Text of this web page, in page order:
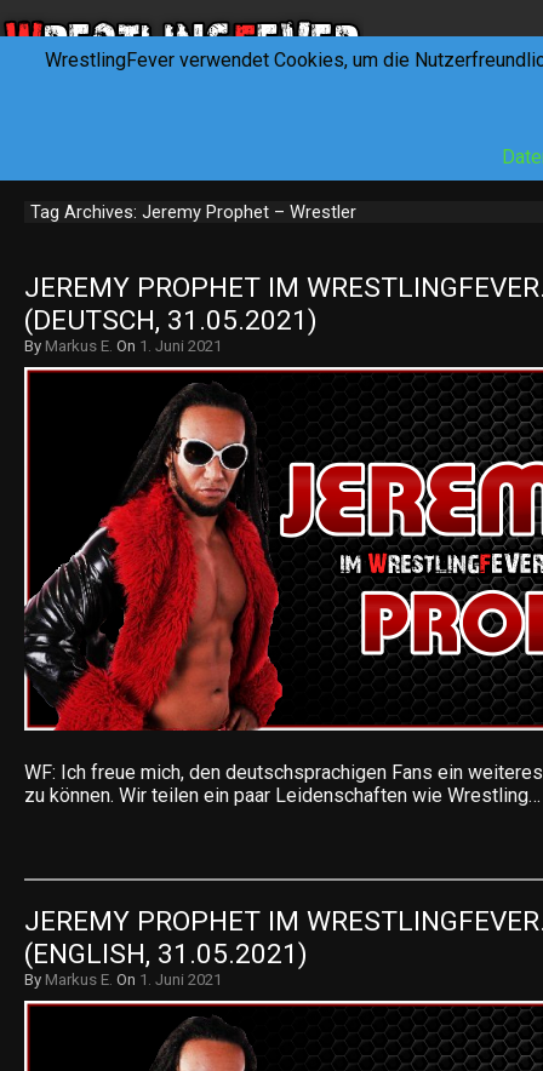
Tag Archives: Jeremy Prophet – Wrestler
JEREMY PROPHET IM
(DEUTSCH, 31.05.2021)
By Markus E. On 1. Juni 2021
WF: Ich freue mich, den deutschsprachigen Fans ein
zu können. Wir teilen ein paar Leidenschaften wie Wrestling…
JEREMY PROPHET IM
(ENGLISH, 31.05.2021)
By Markus E. On 1. Juni 2021
WrestlingFever verwendet Cookies, um die